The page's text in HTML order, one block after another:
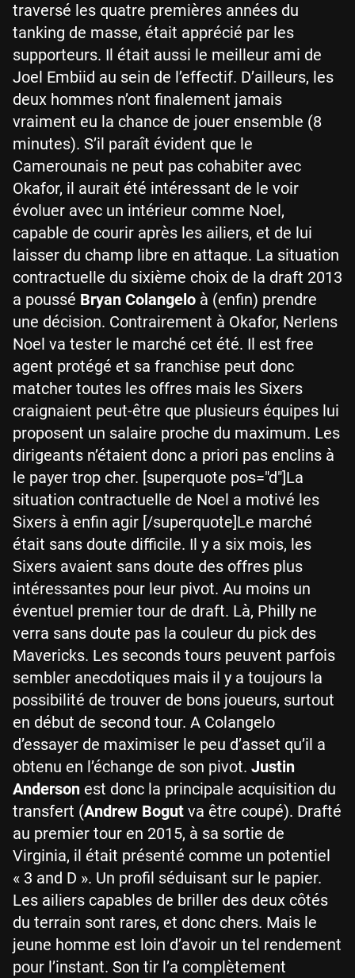
traversé les quatre premières années du
tanking de masse, était apprécié par les
supporteurs. Il était aussi le meilleur ami de
Joel Embiid au sein de l’effectif. D’ailleurs, les
deux hommes n’ont finalement jamais
vraiment eu la chance de jouer ensemble (8
minutes). S’il paraît évident que le
Camerounais ne peut pas cohabiter avec
Okafor, il aurait été intéressant de le voir
évoluer avec un intérieur comme Noel,
capable de courir après les ailiers, et de lui
laisser du champ libre en attaque. La situation
contractuelle du sixième choix de la draft 2013
a poussé Bryan Colangelo à (enfin) prendre
une décision. Contrairement à Okafor, Nerlens
Noel va tester le marché cet été. Il est free
agent protégé et sa franchise peut donc
matcher toutes les offres mais les Sixers
craignaient peut-être que plusieurs équipes lui
proposent un salaire proche du maximum. Les
dirigeants n’étaient donc a priori pas enclins à
le payer trop cher. [superquote pos="d"]La
situation contractuelle de Noel a motivé les
Sixers à enfin agir [/superquote]Le marché
était sans doute difficile. Il y a six mois, les
Sixers avaient sans doute des offres plus
intéressantes pour leur pivot. Au moins un
éventuel premier tour de draft. Là, Philly ne
verra sans doute pas la couleur du pick des
Mavericks. Les seconds tours peuvent parfois
sembler anecdotiques mais il y a toujours la
possibilité de trouver de bons joueurs, surtout
en début de second tour. A Colangelo
d’essayer de maximiser le peu d’asset qu’il a
obtenu en l’échange de son pivot. Justin
Anderson est donc la principale acquisition du
transfert (Andrew Bogut va être coupé). Drafté
au premier tour en 2015, à sa sortie de
Virginia, il était présenté comme un potentiel
« 3 and D ». Un profil séduisant sur le papier.
Les ailiers capables de briller des deux côtés
du terrain sont rares, et donc chers. Mais le
jeune homme est loin d’avoir un tel rendement
pour l’instant. Son tir l’a complètement